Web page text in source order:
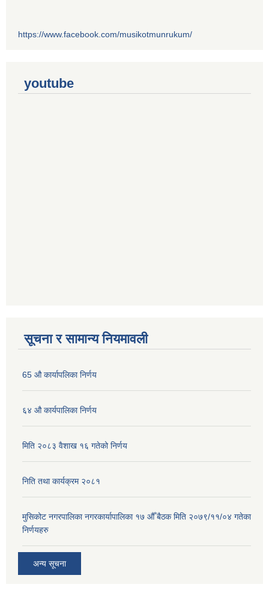
https://www.facebook.com/musikotmunrukum/
youtube
सूचना र सामान्य नियमावली
65 औ कार्यापलिका निर्णय
६४ औ कार्यपालिका निर्णय
मिति २०८३ वैशाख १६ गतेको निर्णय
निति तथा कार्यक्रम २०८१
मुसिकोट नगरपालिका नगरकार्यापालिका १७ औँ बैठक मिति २०७९/११/०४ गतेका
निर्णयहरु
अन्य सूचना